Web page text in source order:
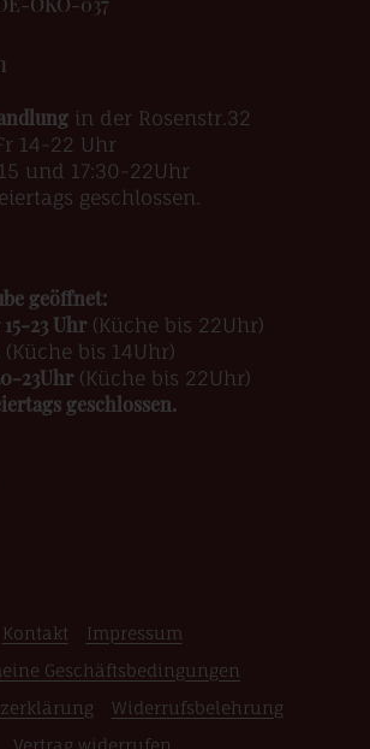
in der Rosenstr.32
14-22 Uhr
und 17:30-22Uhr
geschlossen.
geöffnet:
23 Uhr(Küche bis 22Uhr)
(Küche bis 14Uhr)
23Uhr(Küche bis 22Uhr)
geschlossen.
Kontakt
Impressum
Geschäftsbedingungen
Widerrufsbelehrung
Vertrag widerrufen